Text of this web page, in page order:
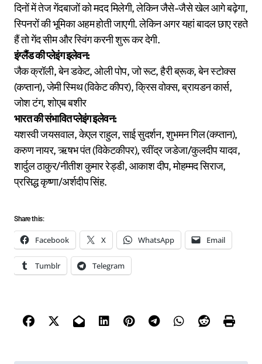
दिनों में तेज गेंदबाजों को मदद मिलेगी, लेकिन जैसे-जैसे खेल आगे बढ़ेगा,
स्पिनरों की भूमिका अहम होती जाएगी. लेकिन अगर यहां बादल छाए रहते
हैं तो गेंद सीम और स्विंग करनी शुरू कर देगी.
इंग्लैंड की प्लेइंग इलेवन:
जैक क्रॉली, बेन डकेट, ओली पोप, जो रूट, हैरी ब्रूक, बेन स्टोक्स
(कप्तान), जेमी स्मिथ (विकेट कीपर), क्रिस वोक्स, ब्रायडन कार्स,
जोश टंग, शोएब बशीर
भारत की संभावित प्लेइंग इलेवन:
यशस्वी जयसवाल, केएल राहुल, साई सुदर्शन, शुभमन गिल (कप्तान),
करुण नायर, ऋषभ पंत (विकेटकीपर), रवींद्र जडेजा/कुलदीप यादव,
शार्दुल ठाकुर/नीतीश कुमार रेड्डी, आकाश दीप, मोहम्मद सिराज,
प्रसिद्ध कृष्णा/अर्शदीप सिंह.
Share this:
Facebook X WhatsApp Email
Tumblr Telegram